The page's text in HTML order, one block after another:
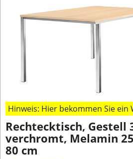
Hinweis: Hier bekommen Sie ein
Rechtecktisch, Gestell
verchromt, Melamin
80 cm